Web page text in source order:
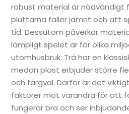
robust material är
pluttarna faller jämnt och att
tid. Dessutom påverkar
lämpligt spelet är för olika
utomhusbruk. Trä har en
medan plast erbjuder större
och färgval. Därför är det
faktorer mot varandra för att
fungerar bra och ser